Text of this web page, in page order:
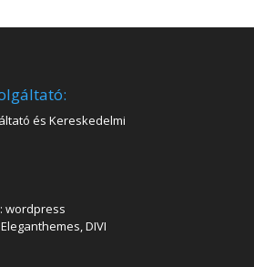
és Kereskedelmi
wordpress
DIVI